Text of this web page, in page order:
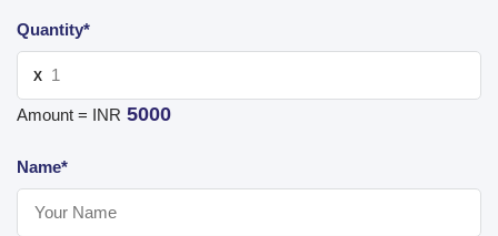
Quantity*
X
Amount = INR 5000
Name*